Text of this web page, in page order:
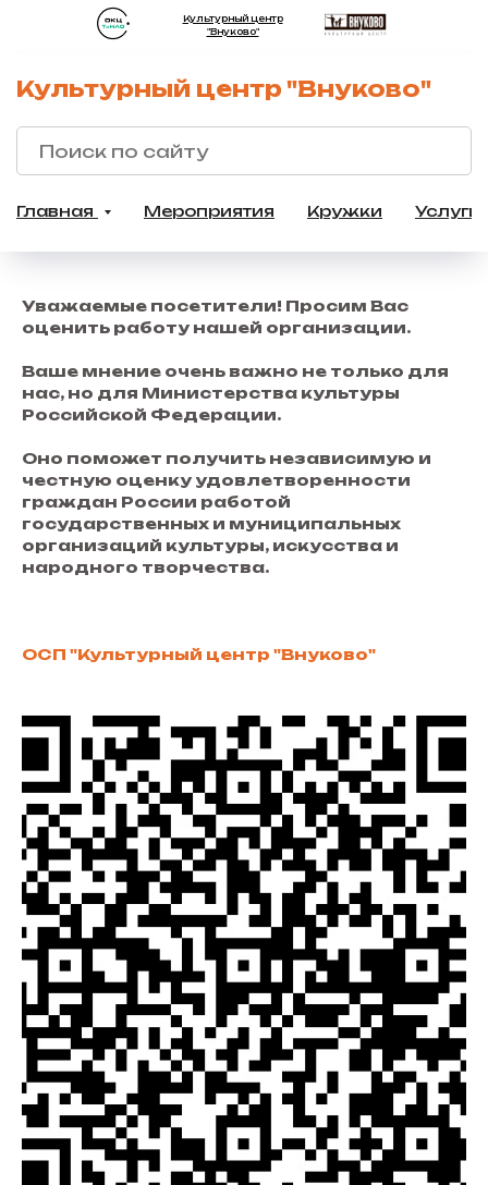
Культурный центр
"Внуково"
Культурный центр "Внуково"
Главная Мероприятия Кружки Услуги
Уважаемые посетители! Просим Вас
оценить работу нашей организации.
Ваше мнение очень важно не только для
нас, но для Министерства культуры
Российской Федерации.
Оно поможет получить независимую и
честную оценку удовлетворенности
граждан России работой
государственных и муниципальных
организаций культуры, искусства и
народного творчества.
ОСП "Культурный центр "Внуково"